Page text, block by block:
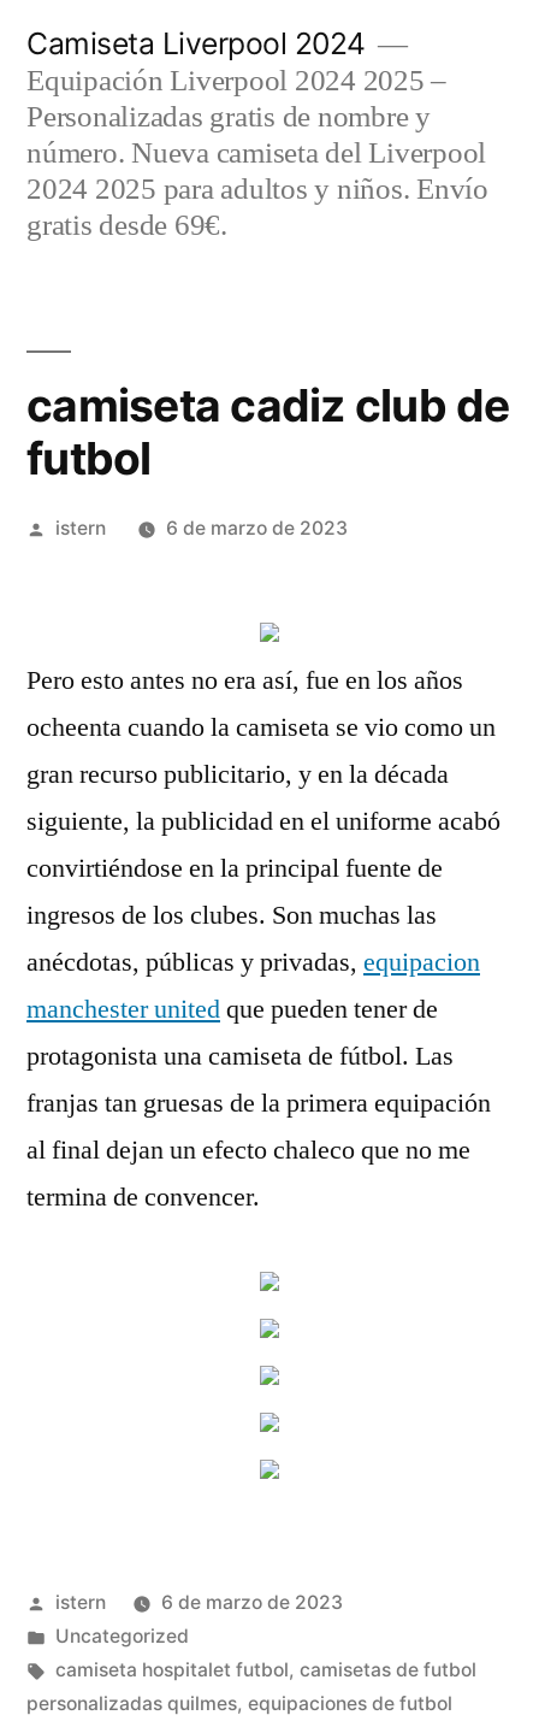
contenido
Camiseta Liverpool 2024
Equipación Liverpool 2024 2025 –
Personalizadas gratis de nombre y
número. Nueva camiseta del Liverpool
2024 2025 para adultos y niños. Envío
gratis desde 69€.
camiseta cadiz club de
futbol
Publicado
istern 6 de marzo de 2023
Pero esto antes no era así, fue en los años
ocheenta cuando la camiseta se vio como un
gran recurso publicitario, y en la década
siguiente, la publicidad en el uniforme acabó
convirtiéndose en la principal fuente de
ingresos de los clubes. Son muchas las
anécdotas, públicas y privadas, equipacion
manchester unitedque pueden tener de
protagonista una camiseta de fútbol. Las
franjas tan gruesas de la primera equipación
al final dejan un efecto chaleco que no me
termina de convencer.
Publicado
por
istern
6 de marzo de 2023
Publicado
en
Uncategorized
Etiquetas:
camiseta hospitalet futbol, camisetas de futbol
personalizadas quilmes, equipaciones de futbol